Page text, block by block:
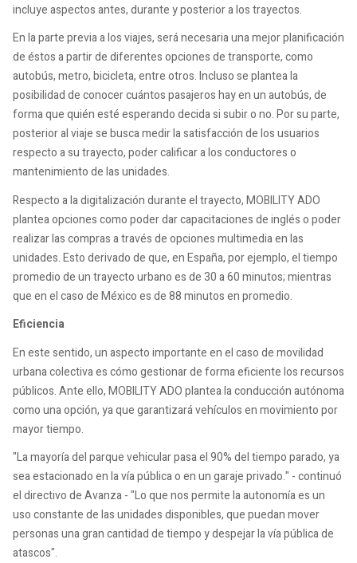
incluye aspectos antes, durante y posterior a los trayectos.
En la parte previa a los viajes, será necesaria una mejor planificación
de éstos a partir de diferentes opciones de transporte, como
autobús, metro, bicicleta, entre otros. Incluso se plantea la
posibilidad de conocer cuántos pasajeros hay en un autobús, de
forma que quién esté esperando decida si subir o no. Por su parte,
posterior al viaje se busca medir la satisfacción de los usuarios
respecto a su trayecto, poder calificar a los conductores o
mantenimiento de las unidades.
Respecto a la digitalización durante el trayecto, MOBILITY ADO
plantea opciones como poder dar capacitaciones de inglés o poder
realizar las compras a través de opciones multimedia en las
unidades. Esto derivado de que, en España, por ejemplo, el tiempo
promedio de un trayecto urbano es de 30 a 60 minutos; mientras
que en el caso de México es de 88 minutos en promedio.
Eficiencia
En este sentido, un aspecto importante en el caso de movilidad
urbana colectiva es cómo gestionar de forma eficiente los recursos
públicos. Ante ello, MOBILITY ADO plantea la conducción autónoma
como una opción, ya que garantizará vehículos en movimiento por
mayor tiempo.
"La mayoría del parque vehicular pasa el 90% del tiempo parado, ya
sea estacionado en la vía pública o en un garaje privado." - continuó
el directivo de Avanza - "Lo que nos permite la autonomía es un
uso constante de las unidades disponibles, que puedan mover
personas una gran cantidad de tiempo y despejar la vía pública de
atascos".